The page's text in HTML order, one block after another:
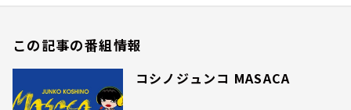
この記事の番組情報
コシノジュンコ MASACA